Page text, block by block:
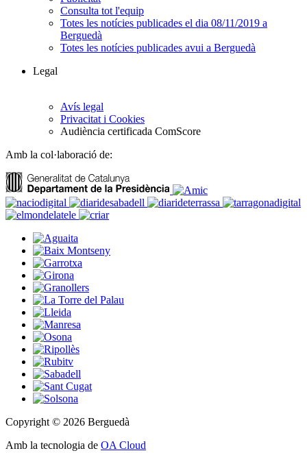
Consulta tot l'equip
Totes les notícies publicades el dia 08/11/2019 a
Berguedà
Totes les notícies publicades avui a Berguedà
Legal
Avís legal
Privacitat i Cookies
Audiència certificada ComScore
Amb la col·laboració de:
Copyright © 2026 Berguedà
Amb la tecnologia de OA Cloud